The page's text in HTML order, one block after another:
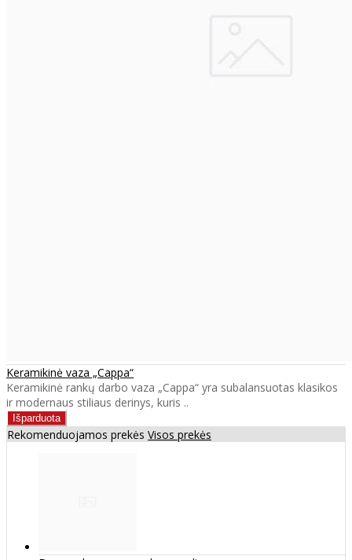
Keramikinė vaza „Cappa“
Keramikinė rankų darbo vaza „Cappa“ yra subalansuotas klasikos
ir modernaus stiliaus derinys, kuris ..
Rekomenduojamos prekės Visos prekės